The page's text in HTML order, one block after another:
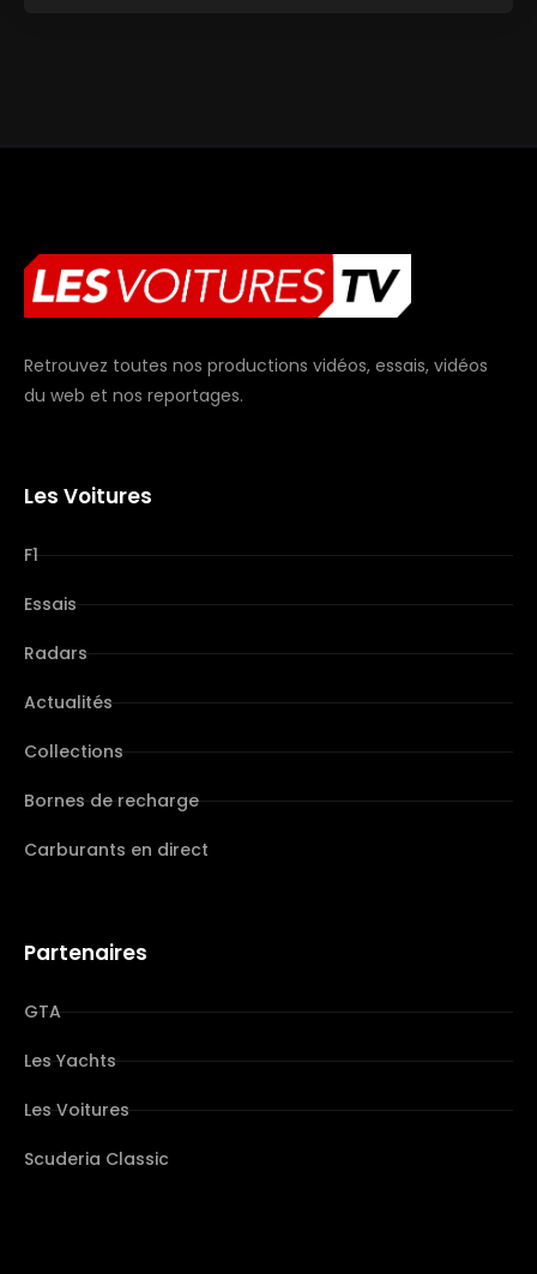
Retrouvez toutes nos productions vidéos, essais, vidéos
du web et nos reportages.
Les Voitures
F1
Essais
Radars
Actualités
Collections
Bornes de recharge
Carburants en direct
Partenaires
GTA
Les Yachts
Les Voitures
Scuderia Classic